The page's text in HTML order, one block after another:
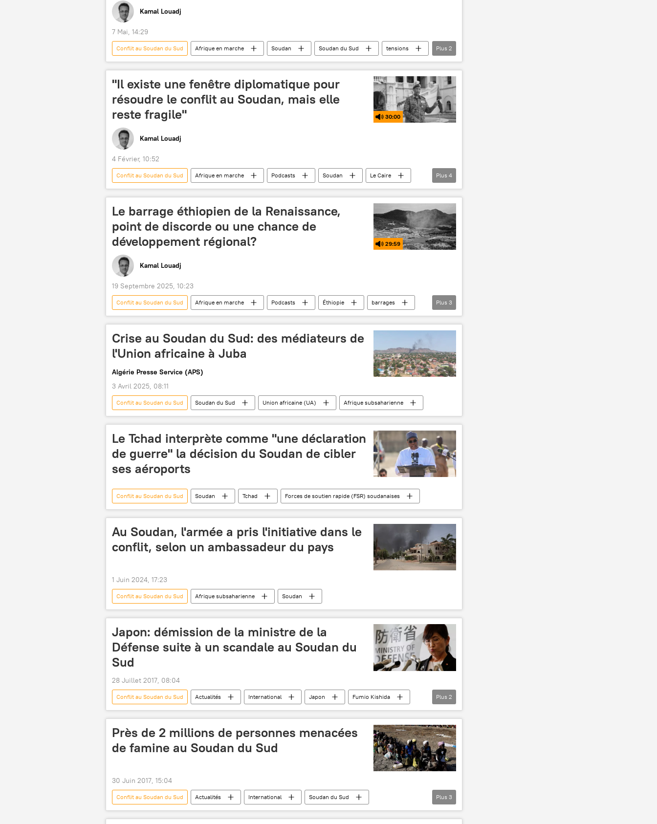
Kamal Louadj
7 Mai, 14:29
Conflit au Soudan du Sud Afrique en marche Soudan Soudan du Sud
tensions
mer Rouge
Sahel
Plus 2
"Il existe une fenêtre diplomatique pour
résoudre le conflit au Soudan, mais elle
reste fragile"
30:00
Kamal Louadj
4 Février, 10:52
Conflit au Soudan du Sud Afrique en marche Podcasts Soudan
Le Caire
crise humanitaire
crise politique opération militaire géopolitique
Plus 4
Le barrage éthiopien de la Renaissance,
point de discorde ou une chance de
développement régional?
29:59
Kamal Louadj
19 Septembre 2025, 10:23
Conflit au Soudan du Sud Afrique en marche Podcasts Éthiopie
barrages
Soudan
Soudan du Sud Égypte
Plus 3
Crise au Soudan du Sud: des médiateurs de
l'Union africaine à Juba
Algérie Presse Service (APS)
3 Avril 2025, 08:11
Conflit au Soudan du Sud Soudan du Sud Union africaine (UA) Afrique subsaharienne
Le Tchad interprète comme "une déclaration
de guerre" la décision du Soudan de cibler
ses aéroports
Conflit au Soudan du Sud Soudan Tchad Forces de soutien rapide (FSR) soudanaises
Au Soudan, l'armée a pris l'initiative dans le
conflit, selon un ambassadeur du pays
1 Juin 2024, 17:23
Conflit au Soudan du Sud Afrique subsaharienne Soudan
Japon: démission de la ministre de la
Défense suite à un scandale au Soudan du
Sud
28 Juillet 2017, 08:04
Conflit au Soudan du Sud Actualités International Japon
Fumio Kishida
Tomomi Inada
démission
Plus 2
Près de 2 millions de personnes menacées
de famine au Soudan du Sud
30 Juin 2017, 15:04
Conflit au Soudan du Sud Actualités International
Soudan du Sud
Michael Charles
Comité international de la Croix-Rouge (CICR) famine
Plus 3